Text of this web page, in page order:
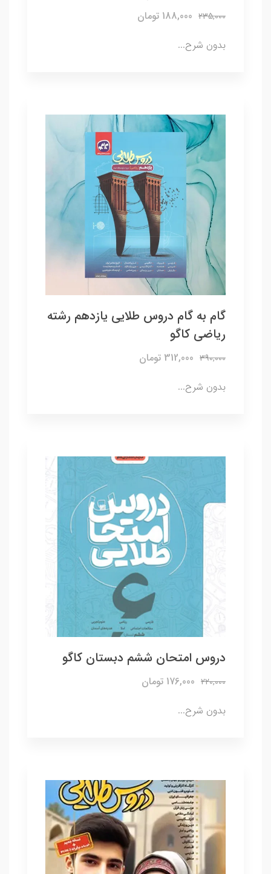
235,000 188,000 تومان
بدون شرح...
گام به گام دروس طلایی یازدهم رشته
ریاضی کاگو
390,000 312,000 تومان
بدون شرح...
دروس امتحان ششم دبستان کاگو
220,000 176,000 تومان
بدون شرح...